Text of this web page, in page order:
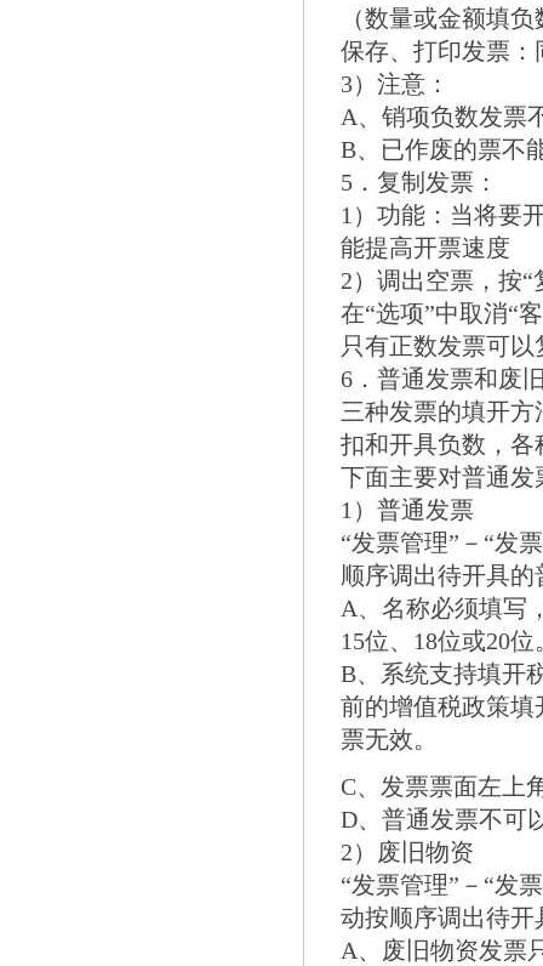
（数量或金额填
保存、打印发票：
3）注意：
A、销项负数发票
B、已作废的票不
5．复制发票：
1）功能：当将要
能提高开票速度
2）调出空票，按
在“选项”中取消“
只有正数发票可
6．普通发票和废
三种发票的填开
扣和开具负数，
下面主要对普通
1）普通发票
“发票管理”－“发
顺序调出待开具
A、名称必须填写
15位、18位或20位
B、系统支持填开
前的增值税政策
票无效。
C、发票票面左上
D、普通发票不可
2）废旧物资
“发票管理”－“发
动按顺序调出待
A、废旧物资发票